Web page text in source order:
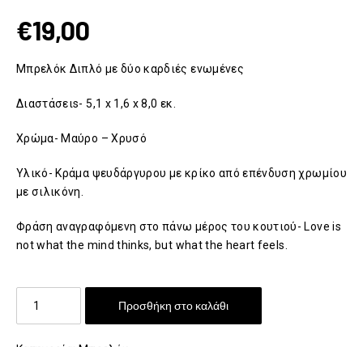
€19,00
Μπρελόκ Διπλό με δύο καρδιές ενωμένες
Διαστάσειs- 5,1 x 1,6 x 8,0 εκ.
Χρώμα- Μαύρο – Χρυσό
Υλικό- Κράμα ψευδάργυρου με κρίκο από επένδυση χρωμίου
με σιλικόνη.
Φράση αναγραφόμενη στο πάνω μέρος του κουτιού- Love is
not what the mind thinks, but what the heart feels.
Puzzle
Προσθήκη στο καλάθι